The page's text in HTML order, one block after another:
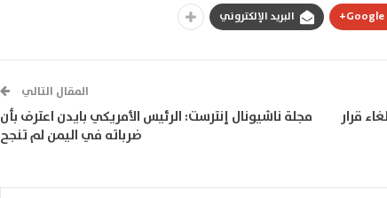
Google+ البريد الإلكتروني
قرار
المقال التالي
مجلة ناشيونال إنترست: الرئيس الأمريكي بايدن اعترف بأن
ضرباته في اليمن لم تنجح